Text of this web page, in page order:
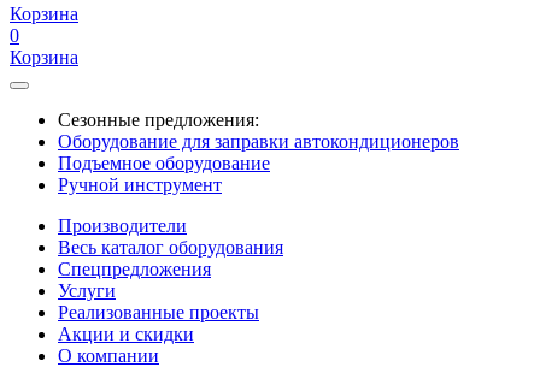
Корзина
0
Корзина
Сезонные предложения:
Оборудование для заправки автокондиционеров
Подъемное оборудование
Ручной инструмент
Производители
Весь каталог оборудования
Спецпредложения
Услуги
Реализованные проекты
Акции и скидки
О компании